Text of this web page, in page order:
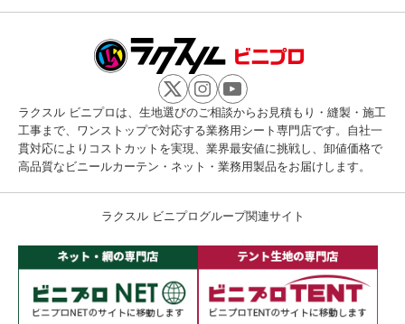
ラクスル ビニプロは、生地選びのご相談からお見積もり・縫製・施工
工事まで、ワンストップで対応する業務用シート専門店です。自社一
貫対応によりコストカットを実現、業界最安値に挑戦し、卸値価格で
高品質なビニールカーテン・ネット・業務用製品をお届けします。
ラクスル ビニプログループ関連サイト